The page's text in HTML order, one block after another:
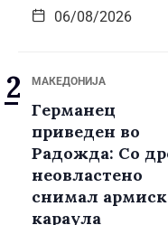
06/08/2026
МАКЕДОНИЈА
Германец
приведен во
Радожда: Со
неовластено
снимал
караула